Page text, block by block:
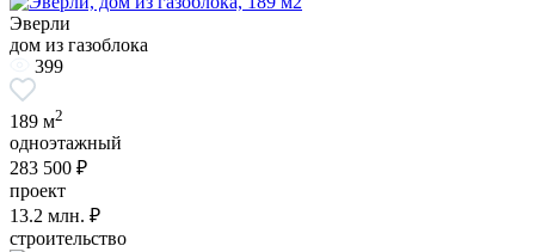
Эверли
дом из газоблока
399
189 м2
одноэтажный
283 500 ₽
проект
13.2 млн. ₽
строительство